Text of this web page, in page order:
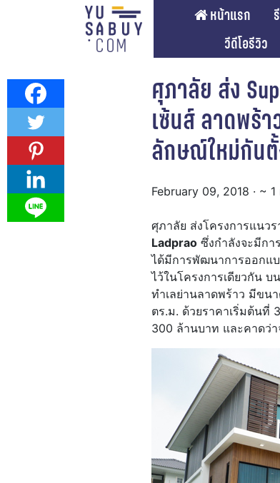
หน้าแรก
วีดีโอรีวิว
ศุภาลัย ส่ง
เซ้นส์ ลาดพร้
ลักษณ์ใหม่กัน
February 09, 2018 · ~
ศุภาลัย ส่งโครงการแนว
Ladprao ซึ่งกำลังจะมีกา
ได้มีการพัฒนาการออกแ
ไว้ในโครงการเดียวกัน
ทำเลย่านลาดพร้าว มีขน
ตร.ม. ด้วยราคาเริ่มต้นที่
300 ล้านบาท และคาดว่